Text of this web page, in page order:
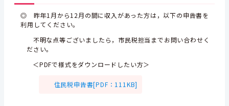
◎ 昨年1月から12月の間に収入があった方は，以下の申告書を
利用してください。
不明な点等ございましたら，市民税担当までお問い合わせく
ださい。
＜PDFで様式をダウンロードしたい方＞
住民税申告書[PDF：111KB]